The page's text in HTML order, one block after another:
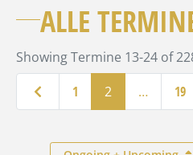
ALLE
Showing Termine 13-24 of
Neuere Beiträge
1 2 … 19